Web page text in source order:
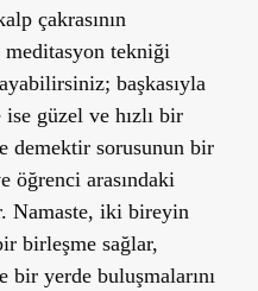
çakrasının
tekniği
başkasıyla
güzel ve hızlı bir
demektir sorusunun bir
öğrenci arasındaki
Namaste, iki bireyin
birleşme sağlar,
bir yerde buluşmalarını